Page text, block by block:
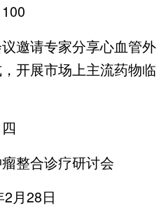
请专家分享心血管外
开展市场上主流药物临
四
整合诊疗研讨会
月28日